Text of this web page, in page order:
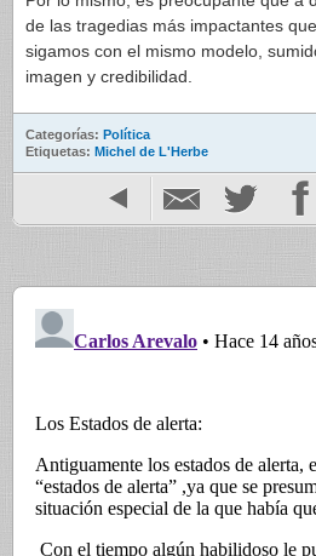
de las tragedias más impactantes
sigamos con el mismo modelo,
imagen y credibilidad.
Categorías: Política
Etiquetas: Michel de L'Herbe